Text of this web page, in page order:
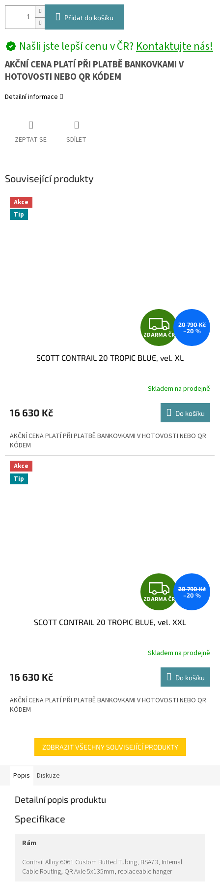
Přidat do košíku
Našli jste lepší cenu v ČR?Kontaktujte nás!
AKČNÍ CENA PLATÍ PŘI PLATBĚ BANKOVKAMI V
HOTOVOSTI NEBO QR KÓDEM
Detailní informace
ZEPTAT SE SDÍLET
Související produkty
Akce
Tip
Z
D
A
R
M
A
ZDARMA ČR
20 790 Kč
–20 %
SCOTT CONTRAIL 20 TROPIC BLUE, vel. XL
Skladem na prodejně
16 630 Kč Do košíku
AKČNÍ CENA PLATÍ PŘI PLATBĚ BANKOVKAMI V HOTOVOSTI NEBO QR
KÓDEM
Akce
Tip
Z
D
A
R
M
A
ZDARMA ČR
20 790 Kč
–20 %
SCOTT CONTRAIL 20 TROPIC BLUE, vel. XXL
Skladem na prodejně
16 630 Kč Do košíku
AKČNÍ CENA PLATÍ PŘI PLATBĚ BANKOVKAMI V HOTOVOSTI NEBO QR
KÓDEM
ZOBRAZIT VŠECHNY SOUVISEJÍCÍ PRODUKTY
Popis Diskuze
Detailní popis produktu
Specifikace
rám
Contrail Alloy 6061 Custom Butted Tubing, BSA73, Internal
Cable Routing, QR Axle 5x135mm, replaceable hanger